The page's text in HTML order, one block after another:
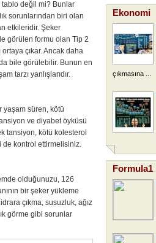
değil mi? Bunlar
sorunlarından biri olan
etkileridir. Şeker
görülen formu olan Tip 2
çıkar. Ancak daha
bile görülebilir. Bunun en
tarzı yanlışlarıdır.
yaşam süren, kötü
ve diyabet öyküsü
tansiyon, kötü kolesterol
de kontrol ettirmelisiniz.
olduğunuzu, 126
bir şeker yükleme
çıkma, susuzluk, ağız
görme gibi sorunlar
Ekonomi
çıkmasına ...
Formula1